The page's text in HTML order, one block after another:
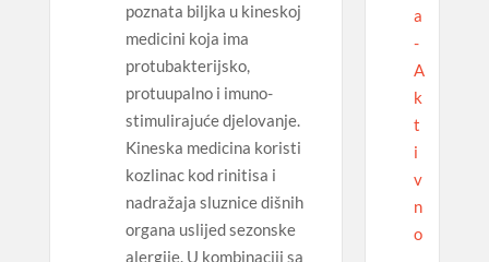
poznata biljka u kineskoj
medicini koja ima
protubakterijsko,
protuupalno i imuno-
stimulirajuće djelovanje.
Kineska medicina koristi
kozlinac kod rinitisa i
nadražaja sluznice dišnih
organa uslijed sezonske
alergije. U kombinaciji sa
a
-
A
k
t
i
v
n
o